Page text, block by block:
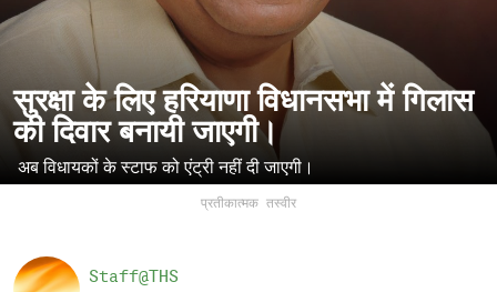
सुरक्षा के लिए हरियाणा विधानसभा में गिलास
की दिवार बनायी जाएगी।
अब विधायकों के स्टाफ को एंट्री नहीं दी जाएगी।
प्रतीकात्मक तस्वीर
Staff@THS